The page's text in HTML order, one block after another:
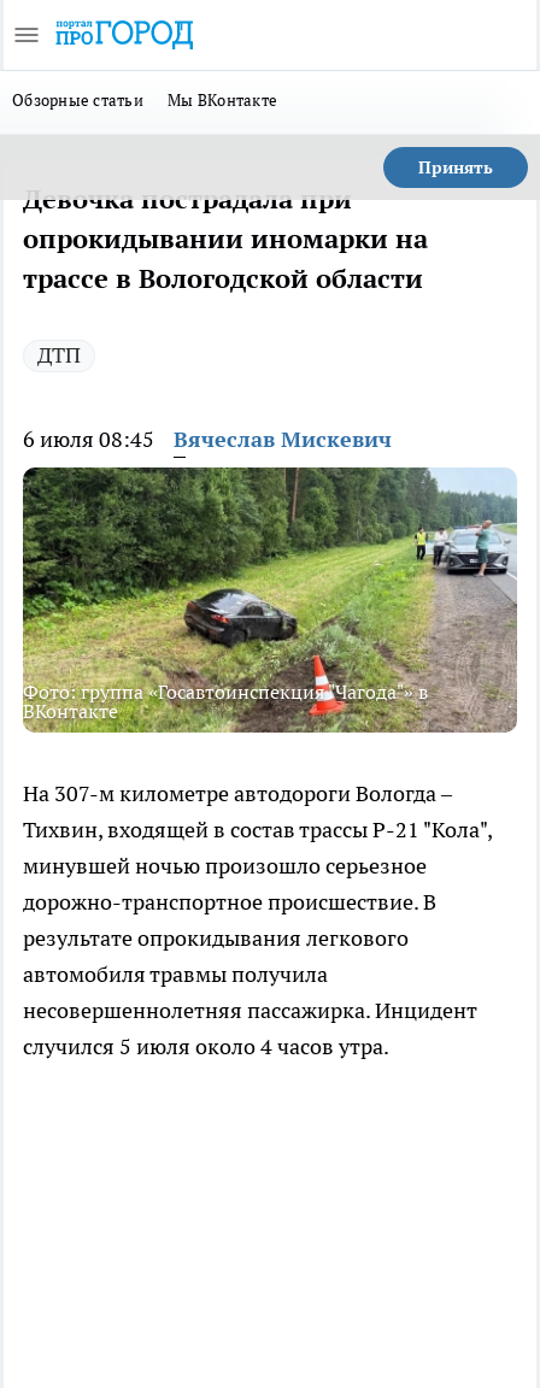
Обзорные статьи Мы ВКонтакте
Принять
Девочка пострадала при
опрокидывании иномарки на
трассе в Вологодской области
ДТП
6 июля 08:45 Вячеслав Мискевич
Фото: группа «Госавтоинспекция "Чагода"» в
ВКонтакте
На 307-м километре автодороги Вологда –
Тихвин, входящей в состав трассы Р-21 "Кола",
минувшей ночью произошло серьезное
дорожно-транспортное происшествие. В
результате опрокидывания легкового
автомобиля травмы получила
несовершеннолетняя пассажирка. Инцидент
случился 5 июля около 4 часов утра.